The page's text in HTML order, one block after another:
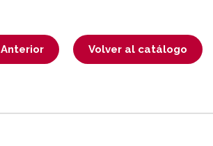
Anterior Volver al catálogo